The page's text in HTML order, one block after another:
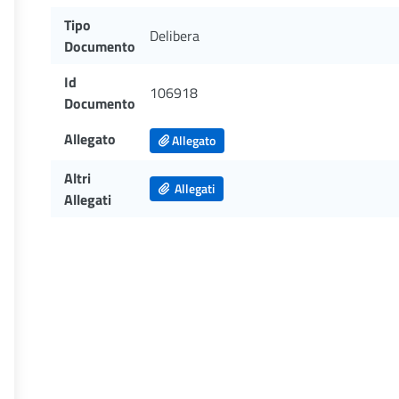
Tipo
Documento
Delibera
Id
Documento
106918
Allegato Allegato
Altri
Allegati
Allegati